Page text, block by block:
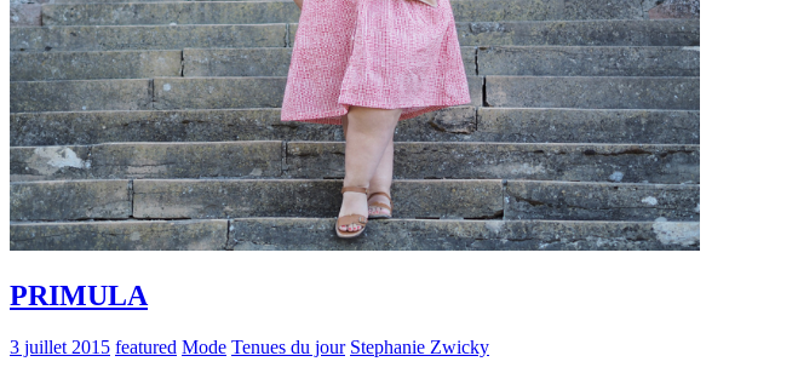
PRIMULA
3 juillet 2015 featured Mode Tenues du jour Stephanie Zwicky